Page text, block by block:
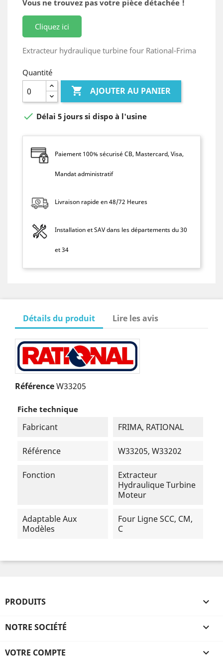
Vous ne trouvez pas votre pièce détachée !
Cliquez ici
Extracteur hydraulique turbine four Rational-Frima
Quantité
 AJOUTER AU PANIER
 Délai 5 jours si dispo à l'usine
Paiement 100% sécurisé CB, Mastercard, Visa,
Mandat administratif
Livraison rapide en 48/72 Heures
Installation et SAV dans les départements du 30
et 34
Détails du produit Lire les avis
RéférenceW33205
Fiche technique
Fabricant FRIMA, RATIONAL
Référence W33205, W33202
Fonction
Extracteur
Hydraulique Turbine
Moteur
Adaptable Aux
Modèles
Four Ligne SCC, CM,
C
PRODUITS 
NOTRE SOCIÉTÉ 
VOTRE COMPTE 